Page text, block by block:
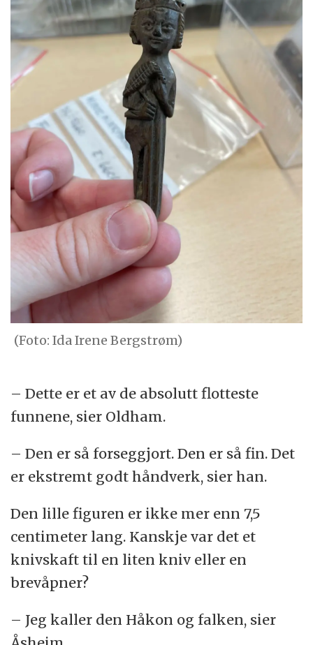
(Foto: Ida Irene Bergstrøm)
– Dette er et av de absolutt flotteste
funnene, sier Oldham.
– Den er så forseggjort. Den er så fin. Det
er ekstremt godt håndverk, sier han.
Den lille figuren er ikke mer enn 7,5
centimeter lang. Kanskje var det et
knivskaft til en liten kniv eller en
brevåpner?
– Jeg kaller den Håkon og falken, sier